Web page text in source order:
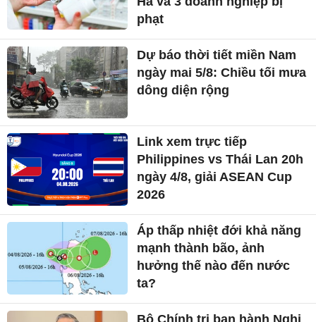
phạt
Dự báo thời tiết miền Nam
ngày mai 5/8: Chiều tối mưa
dông diện rộng
Link xem trực tiếp
Philippines vs Thái Lan 20h
ngày 4/8, giải ASEAN Cup
2026
Áp thấp nhiệt đới khả năng
mạnh thành bão, ảnh
hưởng thế nào đến nước
ta?